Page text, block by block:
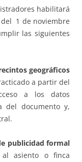
habilitará
1 de noviembre
las siguientes
geográficos
a partir del
a los datos
del documento y,
publicidad formal
asiento o finca